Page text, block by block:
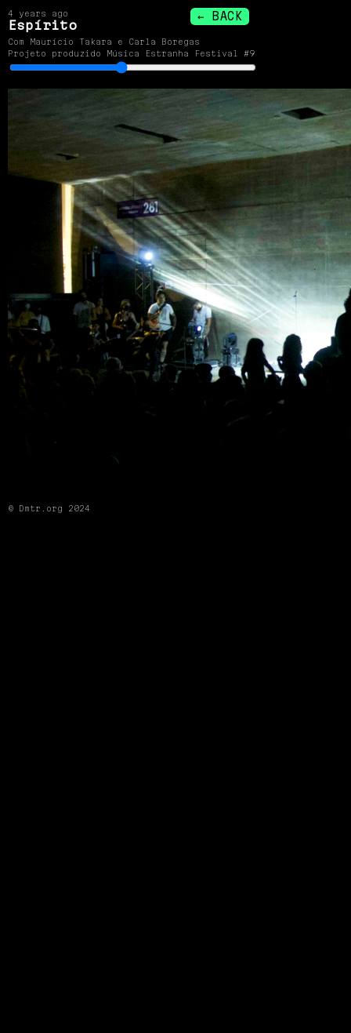
← BACK
4 years ago
Espírito
Com Maurício Takara e Carla Boregas
Projeto produzido Música Estranha Festival #9
© Dmtr.org 2024